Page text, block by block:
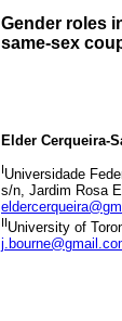
Gender roles
same-sex
Elder Cerqueira-
IUniversidade
s/n, Jardim Rosa
IIUniversity of